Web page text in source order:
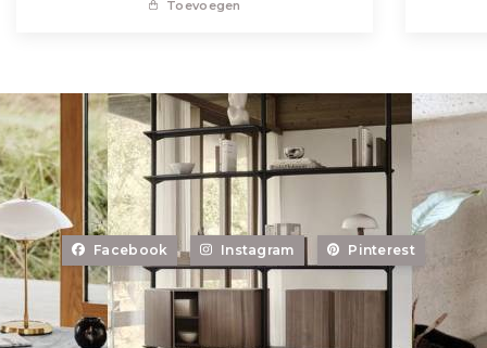
Toevoegen
Facebook Instagram Pinterest